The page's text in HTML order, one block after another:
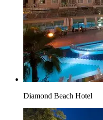
Diamond Beach Hotel